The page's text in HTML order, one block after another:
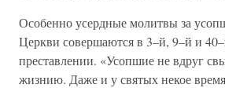
Особенно усердные молитвы за
Церкви совершаются в 3–й, 9–й и
преставлении. «Усопшие не вдруг
жизнию. Даже и у святых некое